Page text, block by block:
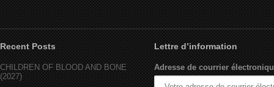
Recent Posts
CHILDREN OF BLOOD AND BONE
(2027)
Lettre d’information
Adresse de courrier